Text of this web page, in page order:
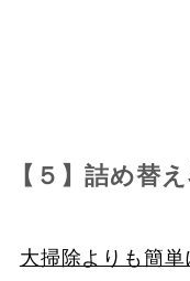
【５】詰め替
大掃除よりも簡